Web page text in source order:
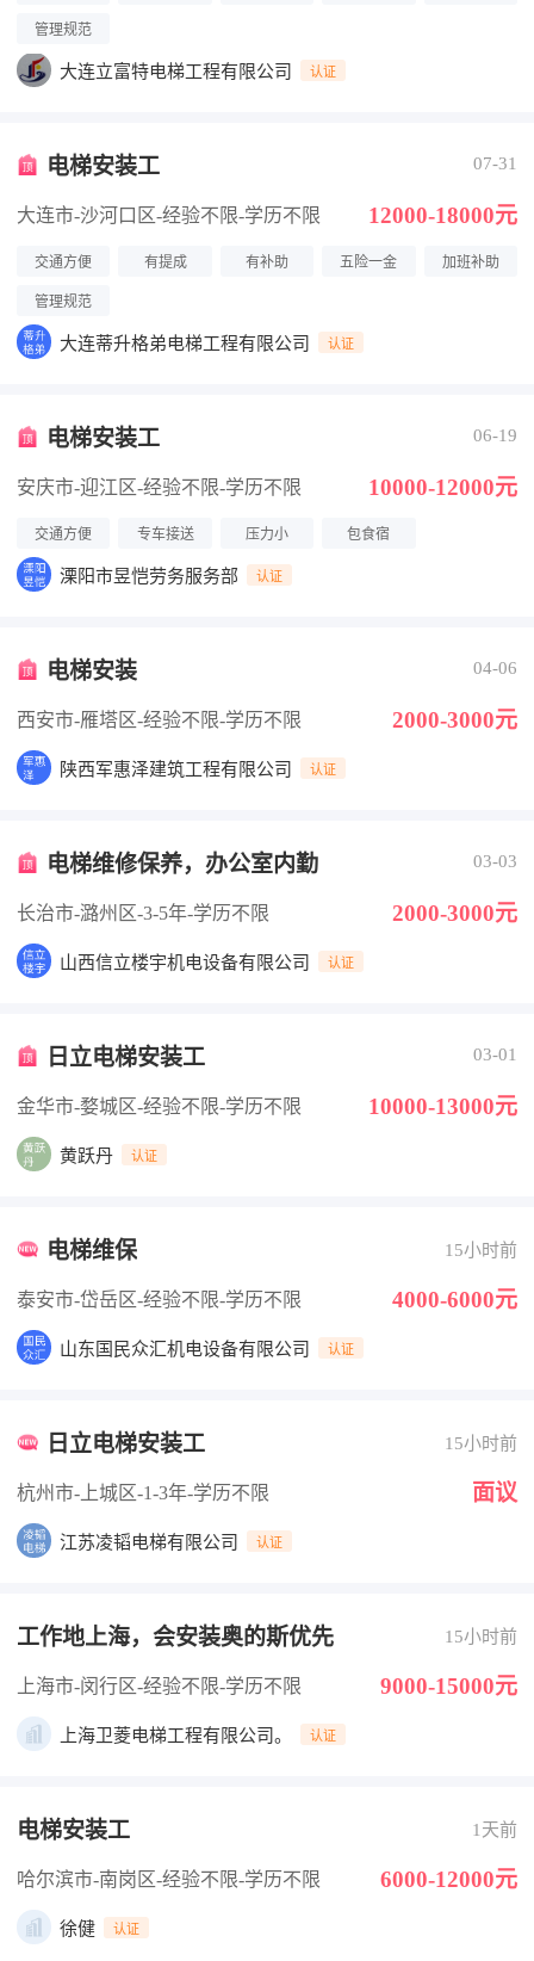
管理规范
大连立富特电梯工程有限公司 认证
电梯安装工 07-31
大连市-沙河口区-经验不限-学历不限 12000-18000元
交通方便 有提成 有补助 五险一金 加班补助
管理规范
大连蒂升格弟电梯工程有限公司 认证
电梯安装工 06-19
安庆市-迎江区-经验不限-学历不限 10000-12000元
交通方便 专车接送 压力小 包食宿
溧阳市昱恺劳务服务部 认证
电梯安装 04-06
西安市-雁塔区-经验不限-学历不限 2000-3000元
陕西军惠泽建筑工程有限公司 认证
电梯维修保养，办公室内勤 03-03
长治市-潞州区-3-5年-学历不限 2000-3000元
山西信立楼宇机电设备有限公司 认证
日立电梯安装工 03-01
金华市-婺城区-经验不限-学历不限 10000-13000元
黄跃丹 认证
电梯维保 15小时前
泰安市-岱岳区-经验不限-学历不限 4000-6000元
山东国民众汇机电设备有限公司 认证
日立电梯安装工 15小时前
杭州市-上城区-1-3年-学历不限 面议
江苏凌韬电梯有限公司 认证
工作地上海，会安装奥的斯优先 15小时前
上海市-闵行区-经验不限-学历不限 9000-15000元
上海卫菱电梯工程有限公司。 认证
电梯安装工 1天前
哈尔滨市-南岗区-经验不限-学历不限 6000-12000元
徐健 认证